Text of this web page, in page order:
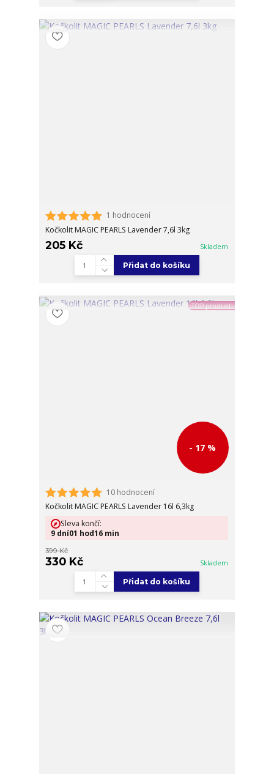
1 hodnocení
Kočkolit MAGIC PEARLS Lavender 7,6l 3kg
205 Kč Skladem
Přidat do košíku
TOP produkt
- 17 %
10 hodnocení
Kočkolit MAGIC PEARLS Lavender 16l 6,3kg
399 Kč
330 Kč Skladem
Sleva končí:
9 dní01 hod16 min
Přidat do košíku